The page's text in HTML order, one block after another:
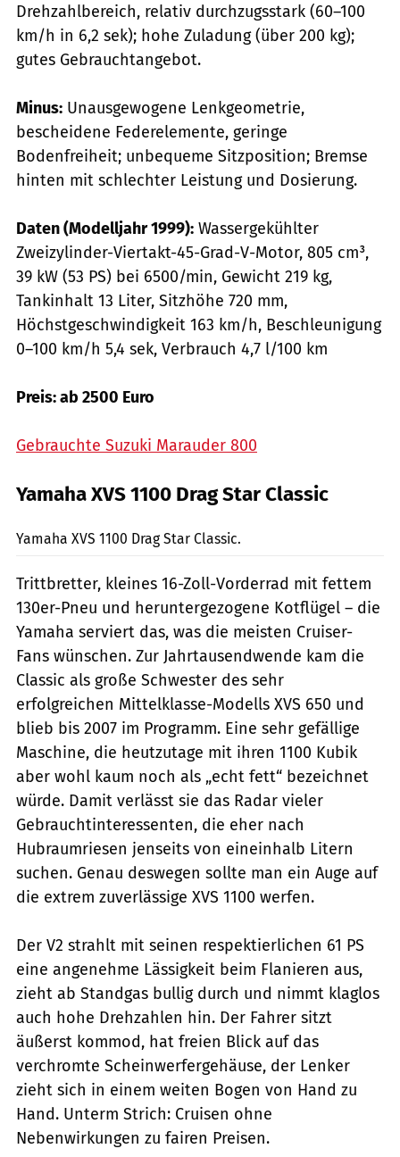
Drehzahlbereich, relativ durchzugsstark (60–100
km/h in 6,2 sek); hohe Zuladung (über 200 kg);
gutes Gebrauchtangebot.
Minus: Unausgewogene Lenkgeometrie,
bescheidene Federelemente, geringe
Bodenfreiheit; unbequeme Sitzposition; Bremse
hinten mit schlechter Leistung und Dosierung.
Daten (Modelljahr 1999): Wassergekühlter
Zweizylinder-Viertakt-45-Grad-V-­Motor, 805 cm³,
39 kW (53 PS) bei 6500/min, Gewicht 219 kg,
Tankinhalt 13 Liter, Sitzhöhe 720 mm,
Höchstgeschwindigkeit 163 km/h, Beschleunigung
0–100 km/h 5,4 sek, Verbrauch 4,7 l/100 km
Preis: ab 2500 Euro
Gebrauchte Suzuki Marauder 800
Yamaha XVS 1100 Drag Star Classic
Yamaha XVS 1100 Drag Star Classic.
Trittbretter, kleines 16-Zoll-Vorderrad mit fettem
130er-Pneu und heruntergezogene Kotflügel – die
Yamaha serviert das, was die meisten Cruiser-
Fans wünschen. Zur Jahrtausendwende kam die
Classic als große Schwes­ter des sehr
erfolgreichen Mittelklasse-Modells XVS 650 und
blieb bis 2007 im Programm. Eine sehr gefällige
Maschine, die heutzutage mit ihren 1100 Kubik
aber wohl kaum noch als „echt fett“ bezeichnet
würde. ­Damit verlässt sie das Radar vieler
Gebrauchtinteressenten, die eher nach
Hubraumriesen jenseits von eineinhalb Litern
suchen. Genau deswegen sollte man ein Auge auf
die extrem zuverlässige XVS 1100 werfen.
Der V2 strahlt mit seinen respektierlichen 61 PS
eine angenehme Lässigkeit beim Flanieren aus,
zieht ab Standgas bullig durch und nimmt klaglos
auch hohe Drehzahlen hin. Der Fahrer sitzt
äußerst kommod, hat freien Blick auf das
verchromte Scheinwerfergehäuse, der Lenker
zieht sich in einem weiten Bogen von Hand zu
Hand. Unterm Strich: Cruisen ohne
Nebenwirkungen zu fairen Preisen.